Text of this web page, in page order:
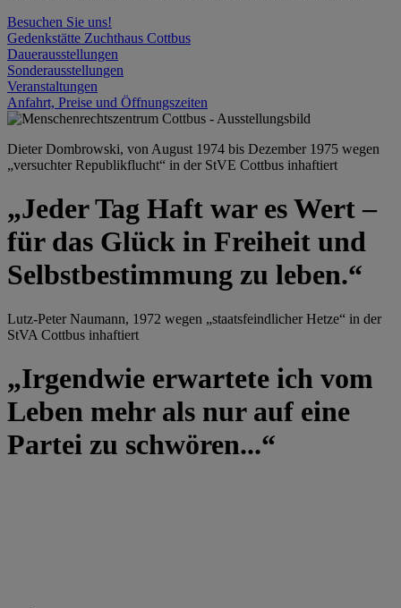
Besuchen Sie uns!
Gedenkstätte Zuchthaus Cottbus
Dauerausstellungen
Sonderausstellungen
Veranstaltungen
Anfahrt, Preise und Öffnungszeiten
Dieter Dombrowski, von August 1974 bis Dezember 1975 wegen
„versuchter Republikflucht“ in der StVE Cottbus inhaftiert
„Jeder Tag Haft war es Wert –
für das Glück in Freiheit und
Selbstbestimmung zu leben.“
Lutz-Peter Naumann, 1972 wegen „staatsfeindlicher Hetze“ in der
StVA Cottbus inhaftiert
„Irgendwie erwartete ich vom
Leben mehr als nur auf eine
Partei zu schwören...“